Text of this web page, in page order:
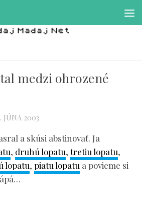
medzi ohrozené
JÚNA 2003
a skúsi abstinovať. Ja
, druhú lopatu, tretiu lopatu,
lopatu, piatu lopatu a povieme si